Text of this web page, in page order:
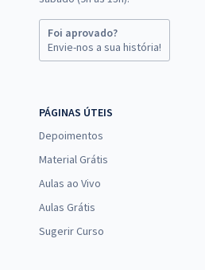
Foi aprovado?
Envie-nos a sua história!
PÁGINAS ÚTEIS
Depoimentos
Material Grátis
Aulas ao Vivo
Aulas Grátis
Sugerir Curso